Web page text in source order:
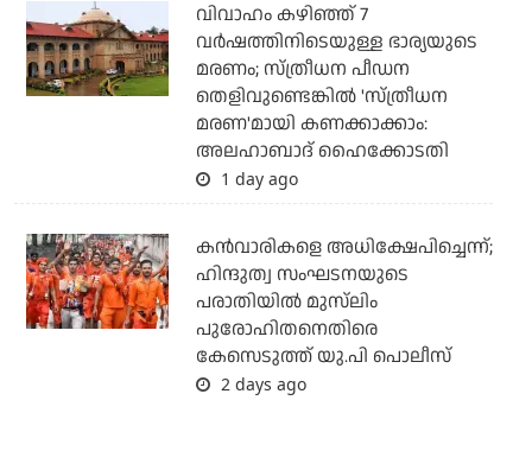
വിവാഹം കഴിഞ്ഞ് 7
വര്‍ഷത്തിനിടെയുള്ള ഭാര്യയുടെ
മരണം; സ്ത്രീധന പീഡന
തെളിവുണ്ടെങ്കില്‍ 'സ്ത്രീധന
മരണ'മായി കണക്കാക്കാം:
അലഹാബാദ് ഹൈക്കോടതി
1 day ago
കന്‍വാരികളെ അധിക്ഷേപിച്ചെന്ന്;
ഹിന്ദുത്വ സംഘടനയുടെ
പരാതിയില്‍ മുസ്‌ലിം
പുരോഹിതനെതിരെ
കേസെടുത്ത് യു.പി പൊലീസ്
2 days ago